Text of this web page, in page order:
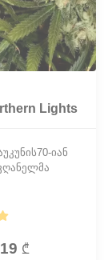
Lights
იან
Lights,
19 ₾